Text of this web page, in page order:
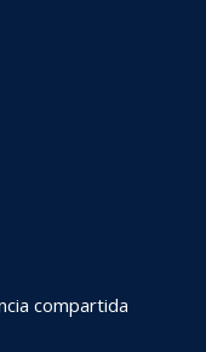
compartida